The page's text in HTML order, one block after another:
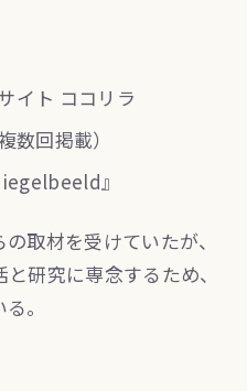
イト ココリラ
回掲載）
』
取材を受けていたが、
研究に専念するため、
。